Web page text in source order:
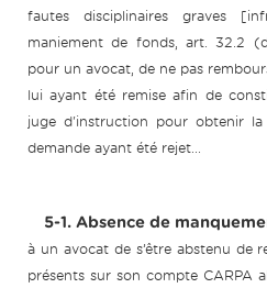
fautes disciplinaires graves
maniement de fonds, art. 32.2
pour un avocat, de ne pas
lui ayant été remise afin de
juge d'instruction pour obtenir
demande ayant été rejet...
5-1. Absence de
à un avocat de s’être abstenu de
présents sur son compte CARPA